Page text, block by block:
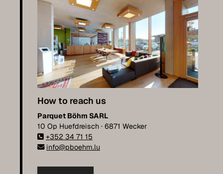
How to reach us
Parquet Böhm SARL
10 Op Huefdreisch · 6871 Wecker
+352 34 71 15
info@pboehm.lu